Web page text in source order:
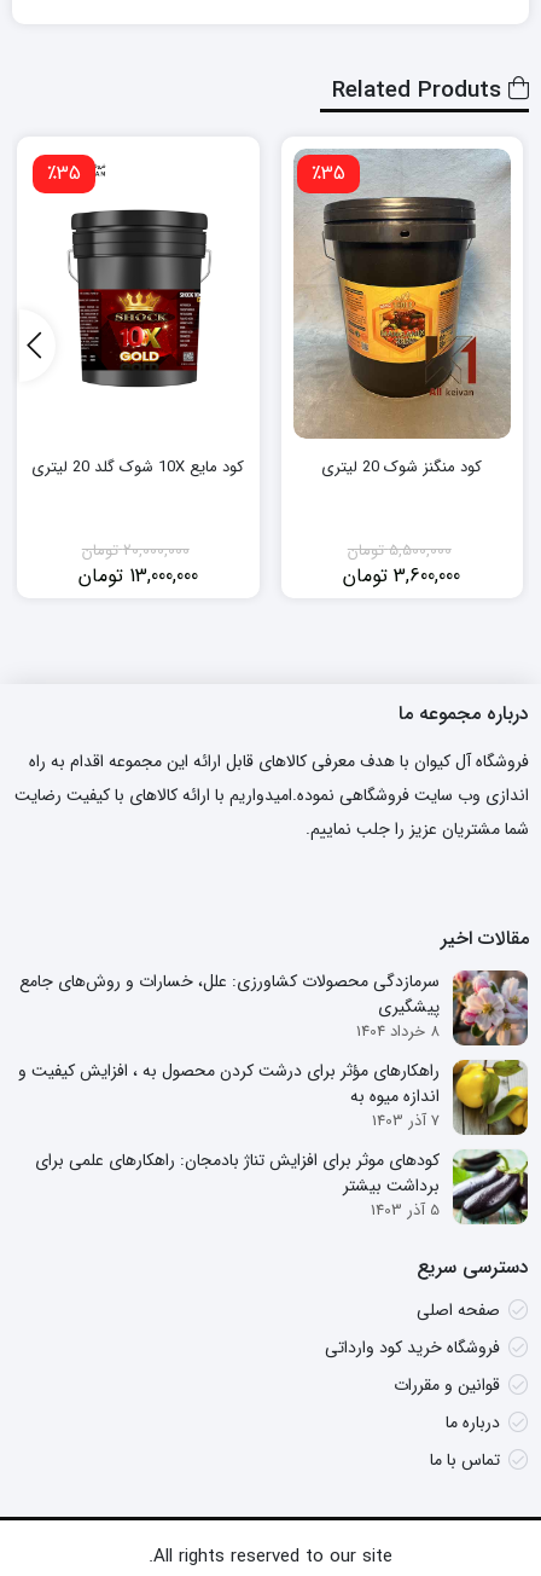
٪35
کود منگنز شوک 20 لیتری
5,500,000تومان
قیمت
3,600,000 تومان
قیمت
٪35
کود مایع 10X شوک گلد 20 لیتری
20,000,000تومان
قیمت
13,000,000 تومان
قیمت
درباره مجموعه ما
فروشگاه آل کیوان با هدف معرفی کالاهای قابل ارائه این مجموعه اقدام به راه
اندازی وب سایت فروشگاهی نموده.امیدواریم با ارائه کالاهای با کیفیت رضایت
شما مشتریان عزیز را جلب نماییم.
مقالات اخیر
سرمازدگی محصولات کشاورزی: علل، خسارات و روش‌های جامع
پیشگیری
8 خرداد 1404
راهکارهای مؤثر برای درشت کردن محصول به ، افزایش کیفیت و
اندازه میوه به
7 آذر 1403
کودهای موثر برای افزایش تناژ بادمجان: راهکارهای علمی برای
برداشت بیشتر
5 آذر 1403
دسترسی سریع
صفحه اصلی
فروشگاه خرید کود وارداتی
قوانین و مقررات
درباره ما
تماس با ما
All rights reserved to our site.